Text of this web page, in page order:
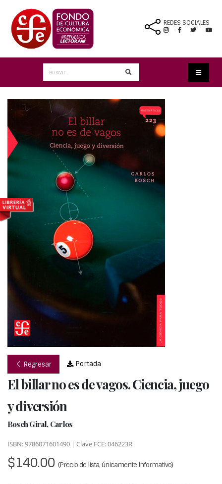
REDES SOCIALES
Regresar Portada
El billar no es de vagos. Ciencia, juego
y diversión
Bosch Giral, Carlos
ISBN: 9786071601490 | Clave FCE: 046223R
$140.00 (Precio de lista, únicamente informativo)